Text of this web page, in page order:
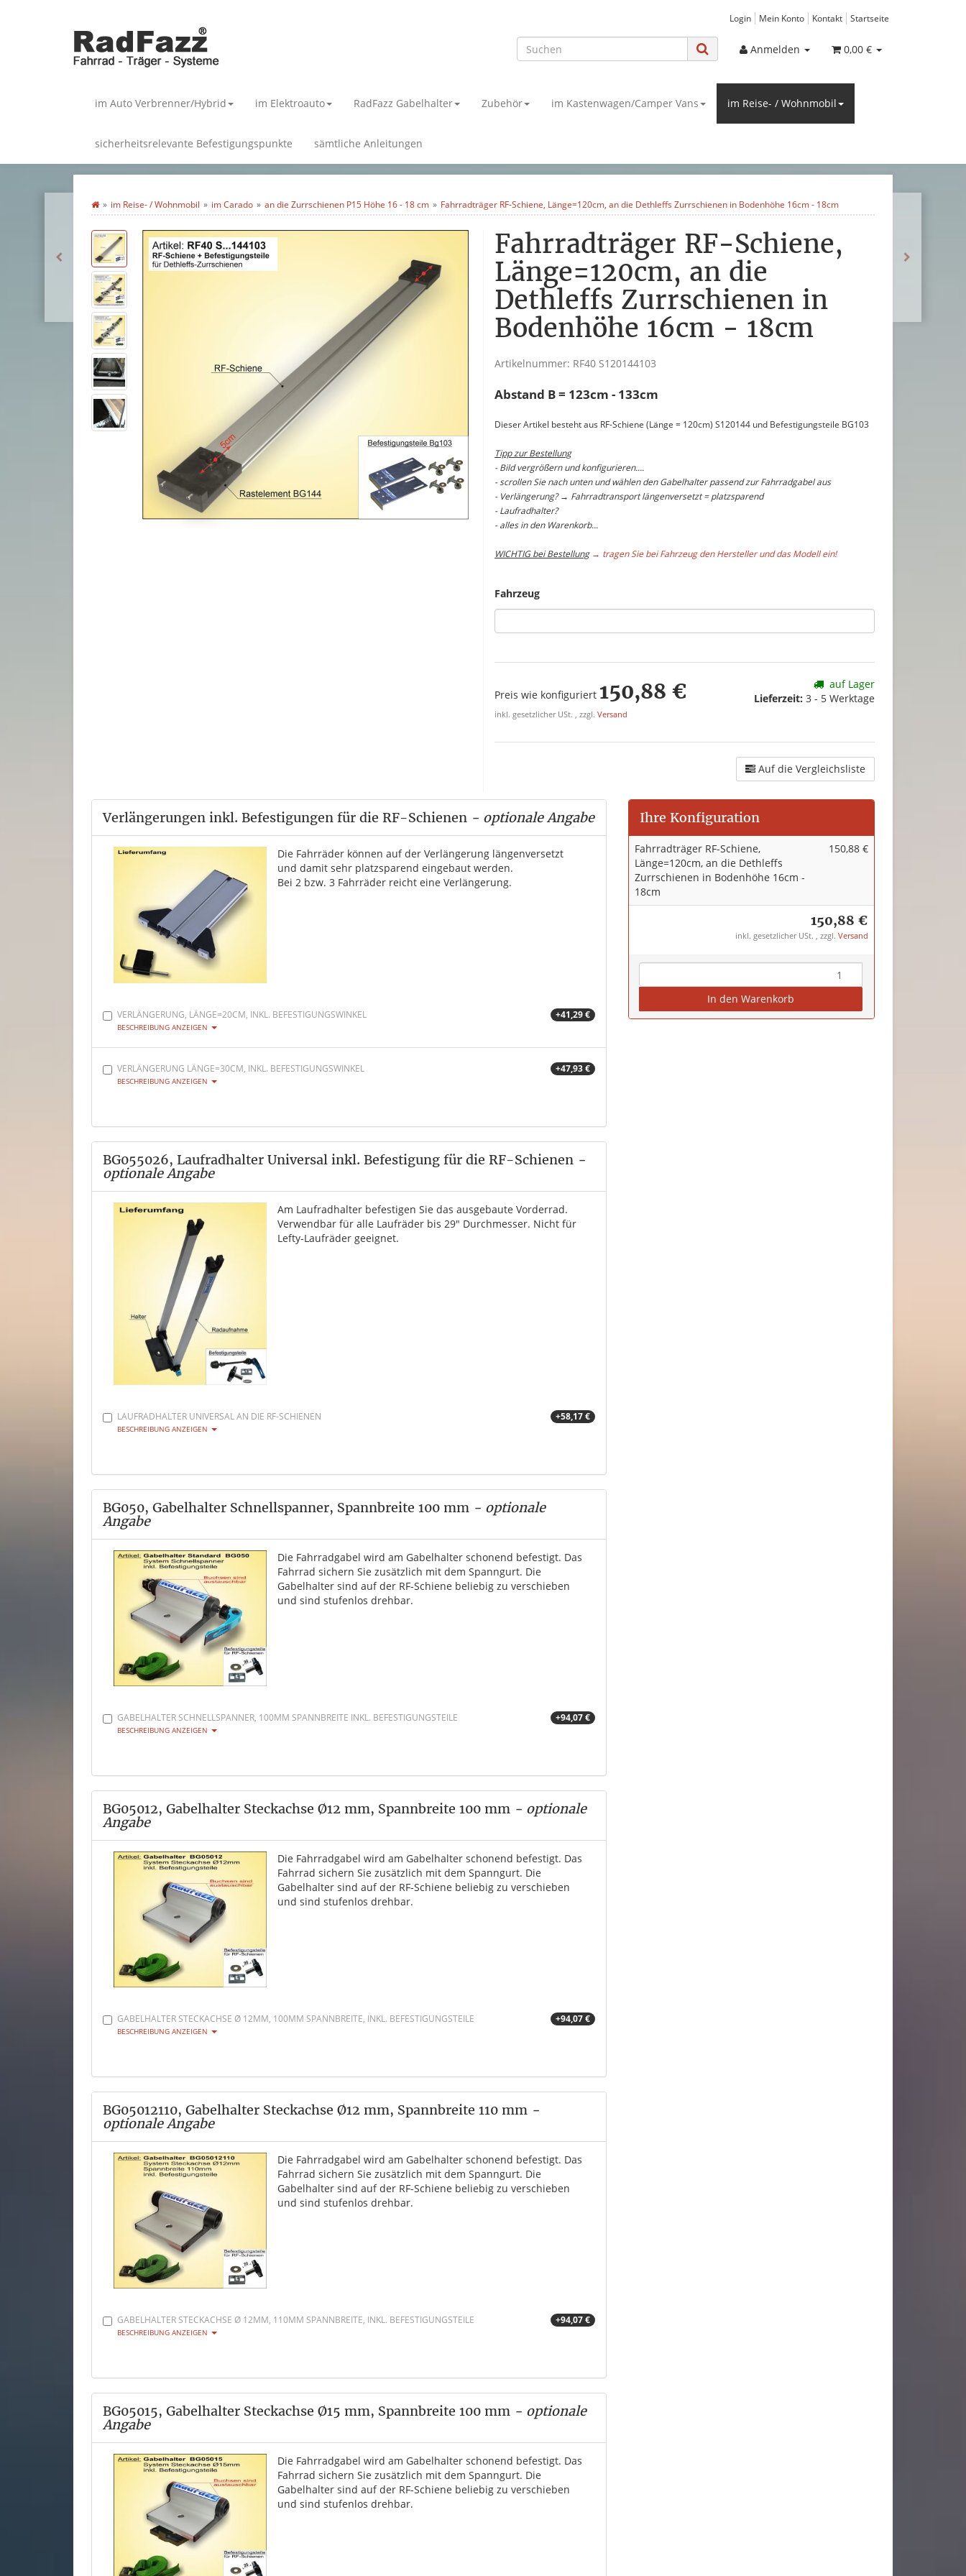
Login Mein Konto Kontakt Startseite
Anmelden 0,00 €
im Auto Verbrenner/Hybrid im Elektroauto RadFazz Gabelhalter Zubehör im Kastenwagen/Camper Vans im Reise- / Wohnmobil
sicherheitsrelevante Befestigungspunkte sämtliche Anleitungen
im Reise- / Wohnmobil im Carado an die Zurrschienen P15 Höhe 16 - 18 cm Fahrradträger RF-Schiene, Länge=120cm, an die Dethleffs Zurrschienen in Bodenhöhe 16cm - 18cm
Fahrradträger RF-Schiene,
Länge=120cm, an die
Dethleffs Zurrschienen in
Bodenhöhe 16cm - 18cm
Artikelnummer: RF40 S120144103
Abstand B = 123cm - 133cm
Dieser Artikel besteht aus RF-Schiene (Länge = 120cm) S120144 und Befestigungsteile BG103
Tipp zur Bestellung
- Bild vergrößern und konfigurieren....
- scrollen Sie nach unten und wählen den Gabelhalter passend zur Fahrradgabel aus
- Verlängerung? → Fahrradtransport längenversetzt = platzsparend
- Laufradhalter?
- alles in den Warenkorb...
WICHTIG bei Bestellung → tragen Sie bei Fahrzeug den Hersteller und das Modell ein!
Fahrzeug
Preis wie konfiguriert 150,88 €
inkl. gesetzlicher USt. , zzgl. Versand
auf Lager
Lieferzeit: 3 - 5 Werktage
Auf die Vergleichsliste
Verlängerungen inkl. Befestigungen für die RF-Schienen - optionale Angabe
Die Fahrräder können auf der Verlängerung längenversetzt
und damit sehr platzsparend eingebaut werden.
Bei 2 bzw. 3 Fahrräder reicht eine Verlängerung.
VERLÄNGERUNG, LÄNGE=20CM, INKL. BEFESTIGUNGSWINKEL +41,29 €
BESCHREIBUNG ANZEIGEN
VERLÄNGERUNG LÄNGE=30CM, INKL. BEFESTIGUNGSWINKEL +47,93 €
BESCHREIBUNG ANZEIGEN
BG055026, Laufradhalter Universal inkl. Befestigung für die RF-Schienen -
optionale Angabe
Am Laufradhalter befestigen Sie das ausgebaute Vorderrad.
Verwendbar für alle Laufräder bis 29" Durchmesser. Nicht für
Lefty-Laufräder geeignet.
LAUFRADHALTER UNIVERSAL AN DIE RF-SCHIENEN +58,17 €
BESCHREIBUNG ANZEIGEN
BG050, Gabelhalter Schnellspanner, Spannbreite 100 mm - optionale
Angabe
Die Fahrradgabel wird am Gabelhalter schonend befestigt. Das
Fahrrad sichern Sie zusätzlich mit dem Spanngurt. Die
Gabelhalter sind auf der RF-Schiene beliebig zu verschieben
und sind stufenlos drehbar.
GABELHALTER SCHNELLSPANNER, 100MM SPANNBREITE INKL. BEFESTIGUNGSTEILE +94,07 €
BESCHREIBUNG ANZEIGEN
BG05012, Gabelhalter Steckachse Ø12 mm, Spannbreite 100 mm - optionale
Angabe
Die Fahrradgabel wird am Gabelhalter schonend befestigt. Das
Fahrrad sichern Sie zusätzlich mit dem Spanngurt. Die
Gabelhalter sind auf der RF-Schiene beliebig zu verschieben
und sind stufenlos drehbar.
GABELHALTER STECKACHSE Ø 12MM, 100MM SPANNBREITE, INKL. BEFESTIGUNGSTEILE +94,07 €
BESCHREIBUNG ANZEIGEN
BG05012110, Gabelhalter Steckachse Ø12 mm, Spannbreite 110 mm -
optionale Angabe
Die Fahrradgabel wird am Gabelhalter schonend befestigt. Das
Fahrrad sichern Sie zusätzlich mit dem Spanngurt. Die
Gabelhalter sind auf der RF-Schiene beliebig zu verschieben
und sind stufenlos drehbar.
GABELHALTER STECKACHSE Ø 12MM, 110MM SPANNBREITE, INKL. BEFESTIGUNGSTEILE +94,07 €
BESCHREIBUNG ANZEIGEN
BG05015, Gabelhalter Steckachse Ø15 mm, Spannbreite 100 mm - optionale
Angabe
Die Fahrradgabel wird am Gabelhalter schonend befestigt. Das
Fahrrad sichern Sie zusätzlich mit dem Spanngurt. Die
Gabelhalter sind auf der RF-Schiene beliebig zu verschieben
und sind stufenlos drehbar.
Ihre Konfiguration
Fahrradträger RF-Schiene,
Länge=120cm, an die Dethleffs
Zurrschienen in Bodenhöhe 16cm -
18cm
150,88 €
150,88 €
inkl. gesetzlicher USt. , zzgl. Versand
In den Warenkorb